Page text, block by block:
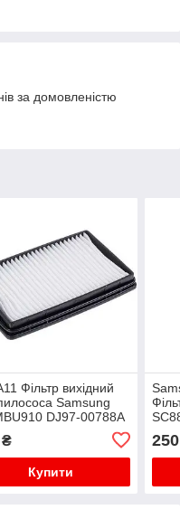
за домовленістю
Фільтр вихідний
Samsung
DJ97-00788A
Купити
250